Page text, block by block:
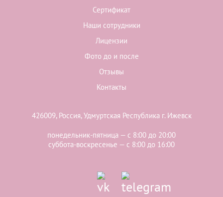
Сертификат
Наши сотрудники
Лицензии
Фото до и после
Отзывы
Контакты
426009, Россия, Удмуртская Республика г. Ижевск
понедельник-пятница — с 8:00 до 20:00
суббота-воскресенье — с 8:00 до 16:00